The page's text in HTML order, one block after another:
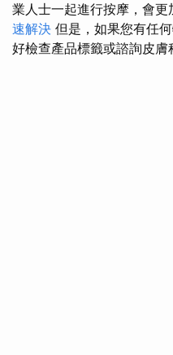
業人士一起進行按摩，會更
速解決 但是，如果您有任
好檢查產品標籤或諮詢皮膚